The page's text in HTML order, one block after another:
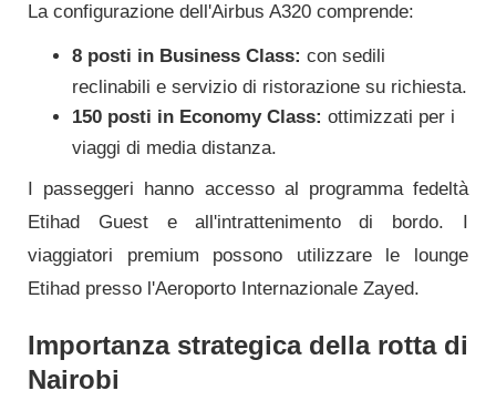
La configurazione dell'Airbus A320 comprende:
8 posti in Business Class: con sedili
reclinabili e servizio di ristorazione su richiesta.
150 posti in Economy Class: ottimizzati per i
viaggi di media distanza.
I passeggeri hanno accesso al programma fedeltà
Etihad Guest e all'intrattenimento di bordo. I
viaggiatori premium possono utilizzare le lounge
Etihad presso l'Aeroporto Internazionale Zayed.
Importanza strategica della rotta di
Nairobi